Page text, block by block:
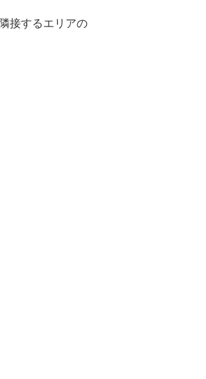
接するエリアの